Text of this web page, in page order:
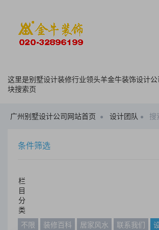
这里是别墅设计装修行业领头羊金牛装饰设计
块搜索页
广州别墅设计公司网站首页 设计团队 搜
条件筛选
栏
目
分
类
不限
装修百科 居家风水 联系我们